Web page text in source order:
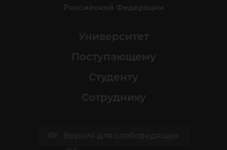
Российской Федерации
Университет
Поступающему
Студенту
Сотруднику